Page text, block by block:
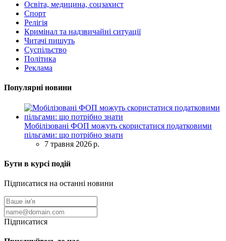
Освіта, медицина, соцзахист
Спорт
Релігія
Кримінал та надзвичайні ситуації
Читачі пишуть
Суспільство
Політика
Реклама
Популярні новини
Мобілізовані ФОП можуть скористатися податковими
пільгами: що потрібно знати
7 травня 2026 р.
Бути в курсі подій
Підписатися на останні новини
Підписатися